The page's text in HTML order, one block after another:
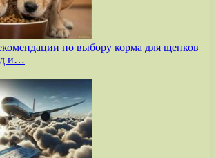
по выбору корма для щенков
и…